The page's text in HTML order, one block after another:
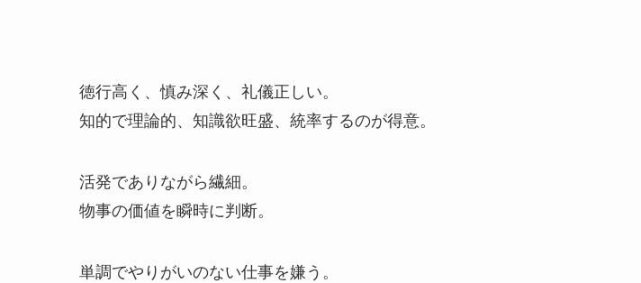
徳行高く、慎み深く、礼儀正しい。
知的で理論的、知識欲旺盛、統率するのが得意。
活発でありながら繊細。
物事の価値を瞬時に判断。
単調でやりがいのない仕事を嫌う。